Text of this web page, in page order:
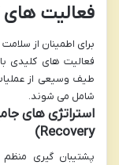
فعالیت های
برای اطمینان از
فعالیت های کلیدی
طیف وسیعی از
شامل می شوند.
Recovery)
پشتیبان گیری